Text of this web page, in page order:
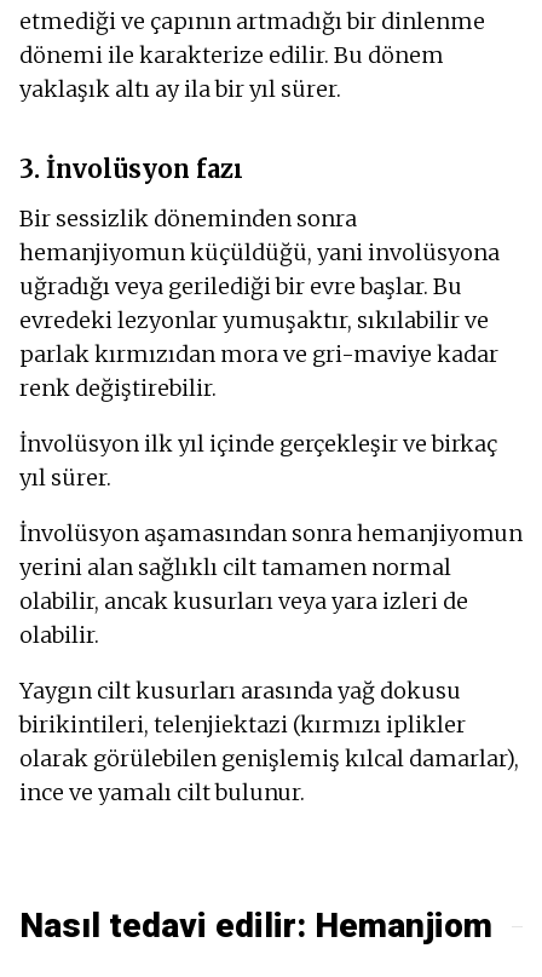
etmediği ve çapının artmadığı bir dinlenme
dönemi ile karakterize edilir. Bu dönem
yaklaşık altı ay ila bir yıl sürer.
3. İnvolüsyon fazı
Bir sessizlik döneminden sonra
hemanjiyomun küçüldüğü, yani involüsyona
uğradığı veya gerilediği bir evre başlar. Bu
evredeki lezyonlar yumuşaktır, sıkılabilir ve
parlak kırmızıdan mora ve gri-maviye kadar
renk değiştirebilir.
İnvolüsyon ilk yıl içinde gerçekleşir ve birkaç
yıl sürer.
İnvolüsyon aşamasından sonra hemanjiyomun
yerini alan sağlıklı cilt tamamen normal
olabilir, ancak kusurları veya yara izleri de
olabilir.
Yaygın cilt kusurları arasında yağ dokusu
birikintileri, telenjiektazi (kırmızı iplikler
olarak görülebilen genişlemiş kılcal damarlar),
ince ve yamalı cilt bulunur.
Nasıl tedavi edilir: Hemanjiom